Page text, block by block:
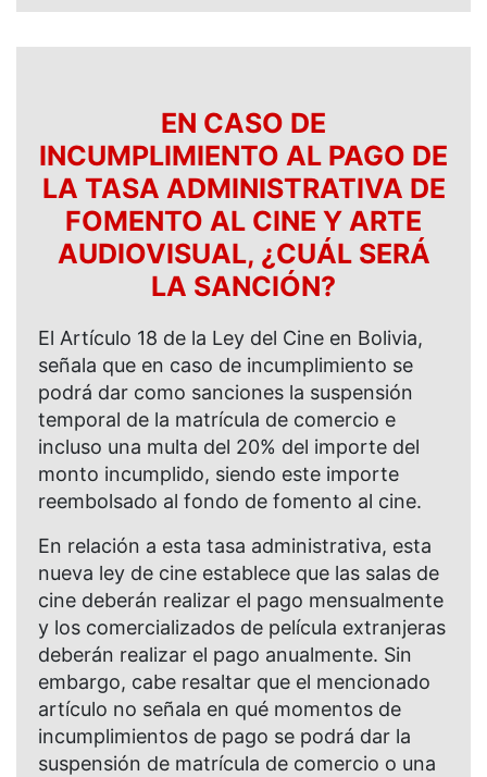
EN CASO DE
INCUMPLIMIENTO AL PAGO DE
LA TASA ADMINISTRATIVA DE
FOMENTO AL CINE Y ARTE
AUDIOVISUAL, ¿CUÁL SERÁ
LA SANCIÓN?
El Artículo 18 de la Ley del Cine en Bolivia,
señala que en caso de incumplimiento se
podrá dar como sanciones la suspensión
temporal de la matrícula de comercio e
incluso una multa del 20% del importe del
monto incumplido, siendo este importe
reembolsado al fondo de fomento al cine.
En relación a esta tasa administrativa, esta
nueva ley de cine establece que las salas de
cine deberán realizar el pago mensualmente
y los comercializados de película extranjeras
deberán realizar el pago anualmente. Sin
embargo, cabe resaltar que el mencionado
artículo no señala en qué momentos de
incumplimientos de pago se podrá dar la
suspensión de matrícula de comercio o una